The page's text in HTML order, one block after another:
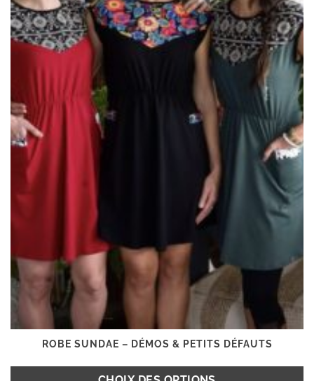
peuvent
être
choisies
du
produit
ROBE SUNDAE – DÉMOS & PETITS DÉFAUTS